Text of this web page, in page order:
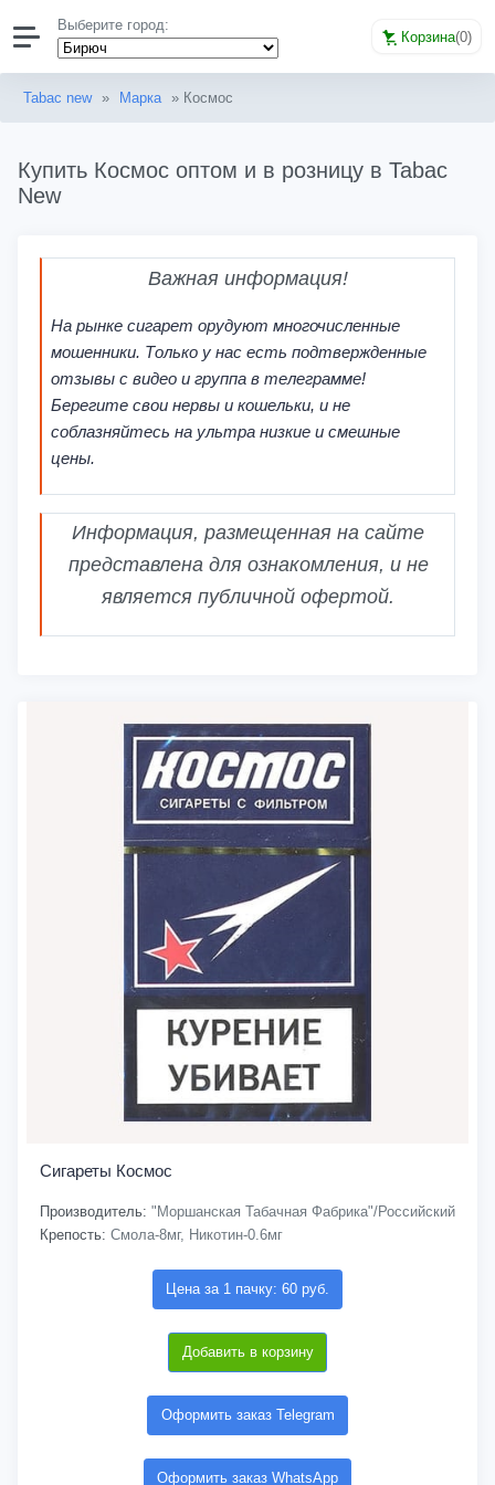
Выберите город:
Корзина(0)
Tabac new » Марка » Космос
Купить Космос оптом и в розницу в Tabac
New
Важная информация!
На рынке сигарет орудуют многочисленные
мошенники. Только у нас есть подтвержденные
отзывы с видео и группа в телеграмме!
Берегите свои нервы и кошельки, и не
соблазняйтесь на ультра низкие и смешные
цены.
Информация, размещенная на сайте
представлена для ознакомления, и не
является публичной офертой.
Сигареты Космос
Производитель: "Моршанская Табачная Фабрика"/Российский
Крепость: Смола-8мг, Никотин-0.6мг
Цена за 1 пачку: 60 руб.
Добавить в корзину
Оформить заказ Telegram
Оформить заказ WhatsApp